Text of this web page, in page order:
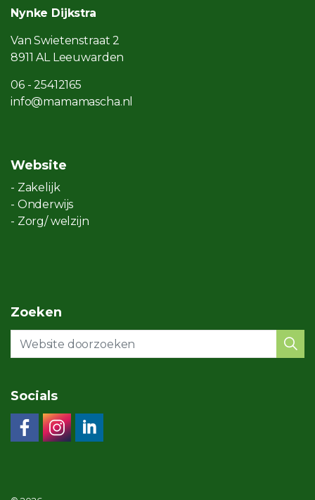
Nynke Dijkstra
Van Swietenstraat 2
8911 AL Leeuwarden
06 - 25412165
info@mamamascha.nl
Website
- Zakelijk
- Onderwijs
- Zorg/ welzijn
Zoeken
Socials